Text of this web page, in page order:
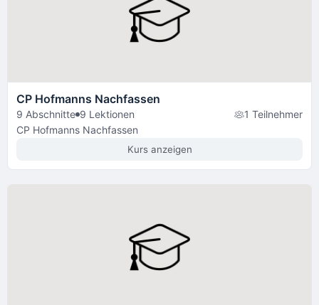
CP Hofmanns Nachfassen
9 Abschnitte 9 Lektionen
1 Teilnehmer
CP Hofmanns Nachfassen
Kurs anzeigen